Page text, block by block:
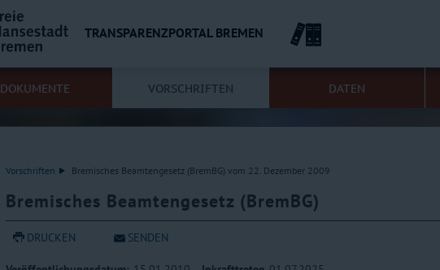
TRANSPARENZPORTAL BREMEN
DOKUMENTE VORSCHRIFTEN DATEN
Vorschriften Bremisches Beamtengesetz (BremBG) vom 22. Dezember 2009
Bremisches Beamtengesetz (BremBG)
DRUCKEN SENDEN